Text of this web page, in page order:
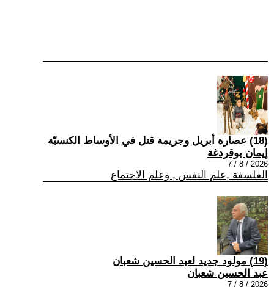
(18) عصارة أبريل وجريمة قتل في الأوساط الكنسيّة
إيمان بوقردغة
2026 / 8 / 7
الفلسفة ,علم النفس , وعلم الاجتماع
(19) مولود جديد لعبد الحسين شعبان
عبد الحسين شعبان
2026 / 8 / 7